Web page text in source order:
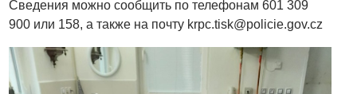
Сведения можно сообщить по телефонам 601 309
900 или 158, а также на почту krpc.tisk@policie.gov.cz